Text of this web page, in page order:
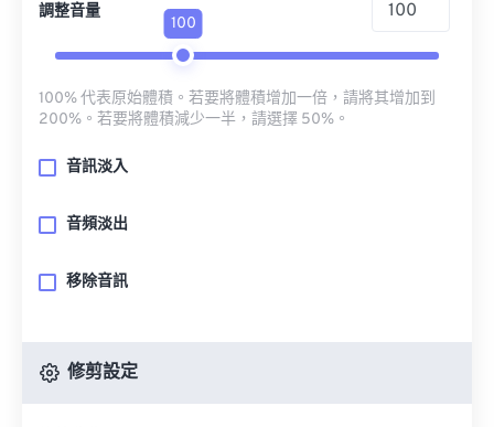
調整音量
100
100% 代表原始體積。若要將體積增加一倍，請將其增加到
200%。若要將體積減少一半，請選擇 50%。
音訊淡入
音頻淡出
移除音訊
修剪設定